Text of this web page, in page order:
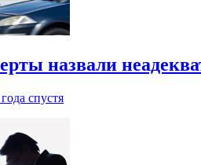
назвали
спустя